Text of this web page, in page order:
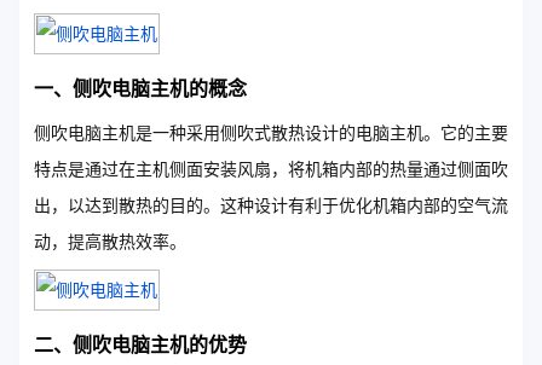
一、侧吹电脑主机的概念
侧吹电脑主机是一种采用侧吹式散热设计的电脑主机。它的主要
特点是通过在主机侧面安装风扇，将机箱内部的热量通过侧面吹
出，以达到散热的目的。这种设计有利于优化机箱内部的空气流
动，提高散热效率。
二、侧吹电脑主机的优势